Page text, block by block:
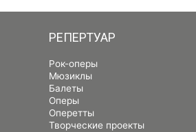
РЕПЕРТУАР
Рок-оперы
Мюзиклы
Балеты
Оперы
Оперетты
Творческие проекты